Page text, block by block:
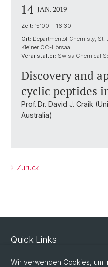
14 JAN. 2019
Zeit: 15:00 - 16:30
Ort: Departmentof Chemisty,
Kleiner OC-Hörsaal
Veranstalter: Swiss Chemical
Discovery and
cyclic peptides
Prof. Dr. David J. Craik
Australia)
Zurück
Quick Links
Wir verwenden Cookies, um